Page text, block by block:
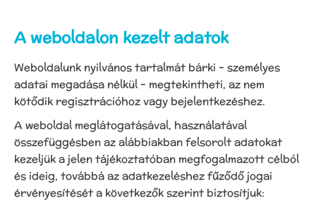
A weboldalon kezelt adatok
Weboldalunk nyilvános tartalmát bárki – személyes
adatai megadása nélkül – megtekintheti, az nem
kötődik regisztrációhoz vagy bejelentkezéshez.
A weboldal meglátogatásával, használatával
összefüggésben az alábbiakban felsorolt adatokat
kezeljük a jelen tájékoztatóban megfogalmazott célból
és ideig, továbbá az adatkezeléshez fűződő jogai
érvényesítését a következők szerint biztosítjuk: